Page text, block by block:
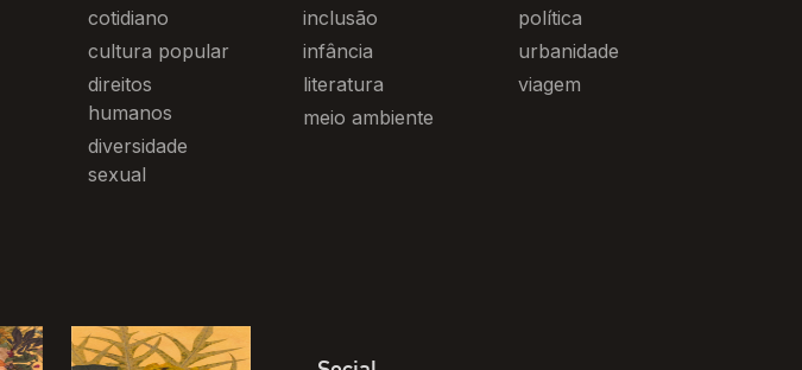
cotidiano
cultura popular
direitos
humanos
diversidade
sexual
inclusão
infância
literatura
meio ambiente
política
urbanidade
viagem